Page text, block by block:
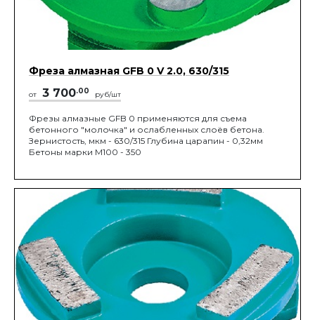
Фреза алмазная GFB 0 V 2.0, 630/315
от 3 700.00 руб/шт
Фрезы алмазные GFB 0 применяются для съема
бетонного "молочка" и ослабленных слоёв бетона.
Зернистость, мкм - 630/315 Глубина царапин - 0,32мм
Бетоны марки М100 - 350